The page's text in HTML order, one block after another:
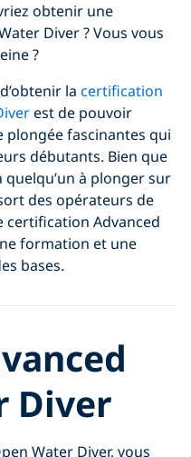
obtenir une
Diver ? Vous vous
?
la certification
est de pouvoir
fascinantes qui
débutants. Bien que
quelqu’un à plonger sur
des opérateurs de
certification Advanced
formation et une
bases.
Diver
Water Diver, vous